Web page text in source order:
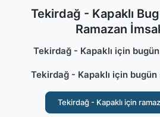
Tekirdağ - Kapaklı
Ramazan
Tekirdağ - Kapaklı için
Tekirdağ - Kapaklı için
Tekirdağ - Kapaklı için